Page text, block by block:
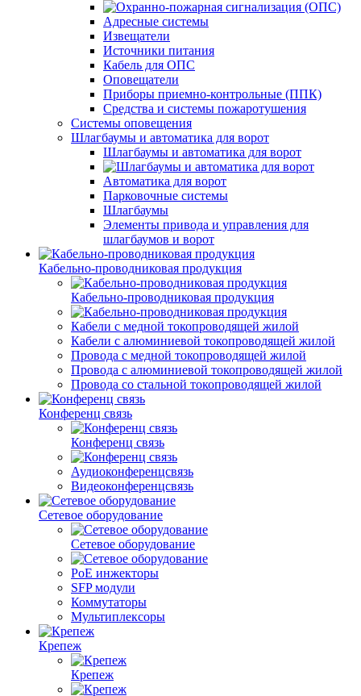
Адресные системы
Извещатели
Источники питания
Кабель для ОПС
Оповещатели
Приборы приемно-контрольные (ППК)
Средства и системы пожаротушения
Системы оповещения
Шлагбаумы и автоматика для ворот
Шлагбаумы и автоматика для ворот
Автоматика для ворот
Парковочные системы
Шлагбаумы
Элементы привода и управления для
шлагбаумов и ворот
Кабельно-проводниковая продукция
Кабельно-проводниковая продукция
Кабели с медной токопроводящей жилой
Кабели с алюминиевой токопроводящей жилой
Провода с медной токопроводящей жилой
Провода с алюминиевой токопроводящей жилой
Провода со стальной токопроводящей жилой
Конференц связь
Конференц связь
Аудиоконференцсвязь
Видеоконференцсвязь
Сетевое оборудование
Сетевое оборудование
PoE инжекторы
SFP модули
Коммутаторы
Мультиплексоры
Крепеж
Крепеж